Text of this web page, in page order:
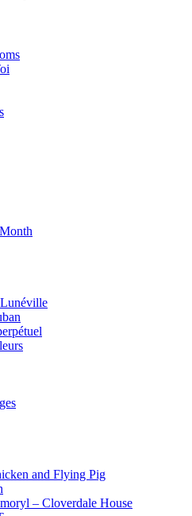
and Flying Pig
– Cloverdale House